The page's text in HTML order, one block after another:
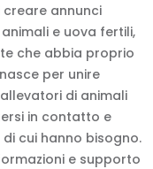
annunci
e uova fertili,
che abbia proprio
per unire
di animali
in contatto e
cui hanno bisogno.
e supporto